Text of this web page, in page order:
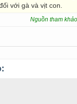
với gà và vịt con.
Nguồn tham